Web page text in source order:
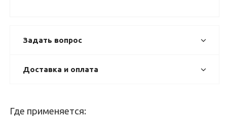
Задать вопрос
Доставка и оплата
Где применяется: